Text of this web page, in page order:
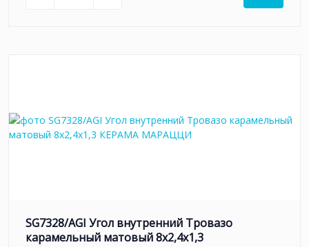
SG7328/AGI Угол внутренний Тровазо
карамельный матовый 8x2,4x1,3